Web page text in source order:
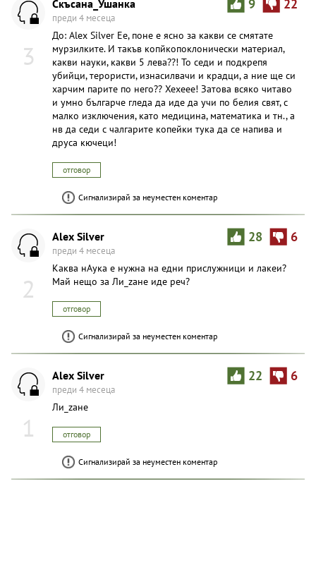
3
9 22
преди 4 месеца
До: Alex Silver Ее, поне е ясно за какви се смятате
мypзилките. И такъв копйкoпоклонически материал,
какви науки, какви 5 лева??! То седи и подкрепя
убийци, терористи, изнасилвачи и крадци, а ние ще си
харчим парите по него?? Хехеее! Затова всяко читаво
и умно българче гледа да иде да учи по белия свят, с
малко изключения, като медицина, математика и тн., а
нв да седи с чaлгарите копeйки тука да се напива и
друса кючеци!
отговор
Сигнализирай за неуместен коментар
2
28 6
Alex Silver
преди 4 месеца
Каква нАука е нужна на едни прислужници и лакеи?
Май нещо за Ли_zaне иде реч?
отговор
Сигнализирай за неуместен коментар
1
22 6
Alex Silver
преди 4 месеца
Ли_zaне
отговор
Сигнализирай за неуместен коментар